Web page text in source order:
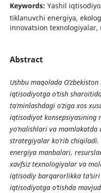
Keywords: Yashil
tiklanuvchi energiya,
innovatsion texnologiyalar,
Abstract
Ushbu maqolada
iqtisodiyotga o‘tish
ta’minlashdagi o‘ziga xos
iqtisodiyot konsepsiyasining
yo‘nalishlari va
strategiyalar ko‘rib
energiya manbalari,
xavfsiz texnologiyalar va
iqtisodiy barqarorlikka
iqtisodiyotga o‘tishda